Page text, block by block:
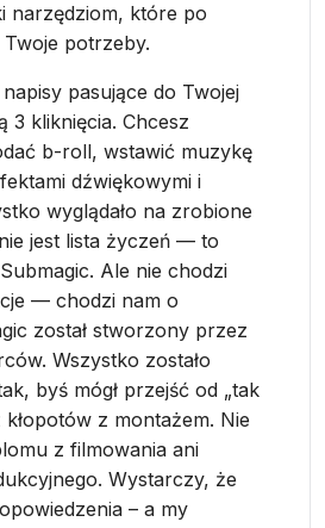
narzędziom, które po
potrzeby.
pasujące do Twojej
3 kliknięcia. Chcesz
b-roll, wstawić muzykę
dźwiękowymi i
wyglądało na zrobione
jest lista życzeń — to
Ale nie chodzi
— chodzi nam o
został stworzony przez
Wszystko zostało
byś mógł przejść od „tak
z montażem. Nie
z filmowania ani
Wystarczy, że
– a my